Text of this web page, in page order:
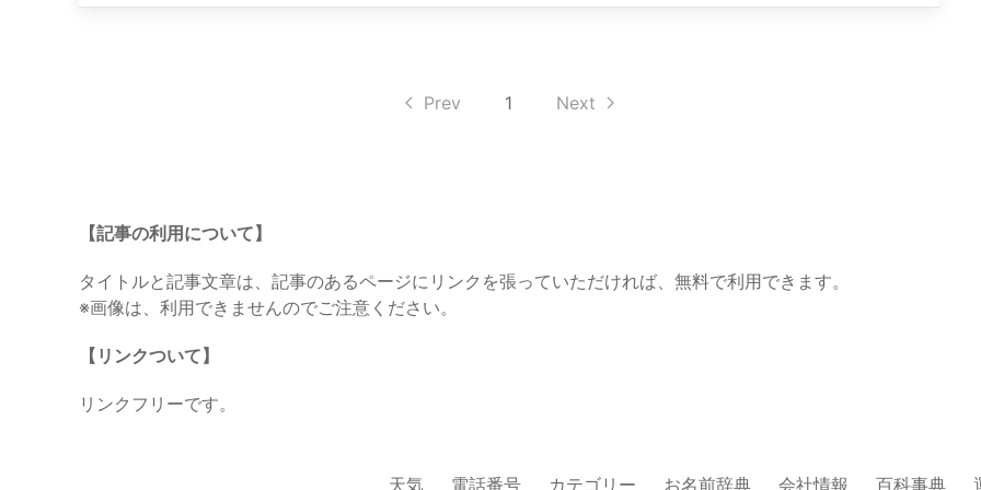
Prev 1 Next
【記事の利用について】
タイトルと記事文章は、記事のあるページにリンクを張っていただければ、無料で利用できます。
※画像は、利用できませんのでご注意ください。
【リンクついて】
リンクフリーです。
天気 電話番号 カテゴリー お名前辞典 会社情報 百科事典